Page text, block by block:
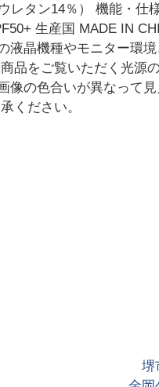
レタン14％） 機能・仕
生産国 MADE IN
液晶機種やモニター環
品をご覧いただく光源
像の色合いが異なって
ください。
堺